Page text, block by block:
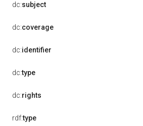
dc:subject
dc:coverage
dc:identifier
dc:type
dc:rights
rdf:type